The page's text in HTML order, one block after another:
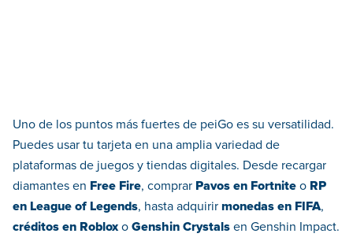
Uno de los puntos más fuertes de peiGo es su versatilidad.
Puedes usar tu tarjeta en una amplia variedad de
plataformas de juegos y tiendas digitales. Desde recargar
diamantes en Free Fire, comprar Pavos en Fortnite o RP
en League of Legends, hasta adquirir monedas en FIFA,
créditos en Roblox o Genshin Crystals en Genshin Impact.